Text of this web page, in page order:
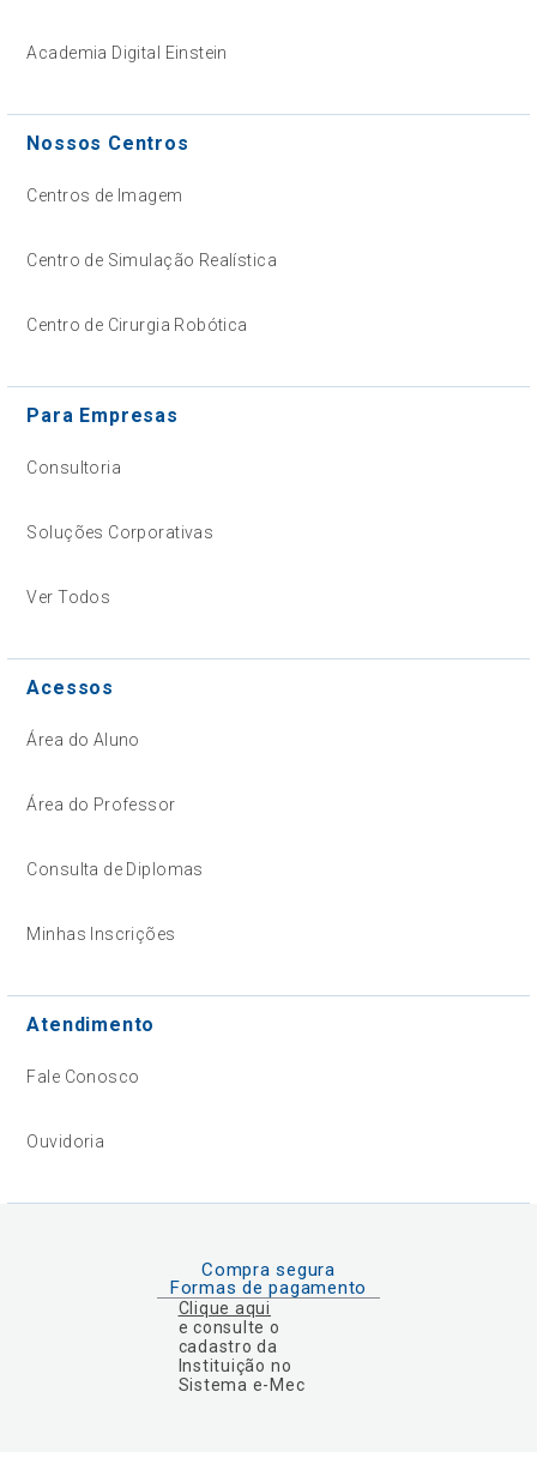
Academia Digital Einstein
Nossos Centros
Centros de Imagem
Centro de Simulação Realística
Centro de Cirurgia Robótica
Para Empresas
Consultoria
Soluções Corporativas
Ver Todos
Acessos
Área do Aluno
Área do Professor
Consulta de Diplomas
Minhas Inscrições
Atendimento
Fale Conosco
Ouvidoria
Compra segura
Formas de pagamento
Clique aqui
e consulte o
cadastro da
Instituição no
Sistema e-Mec